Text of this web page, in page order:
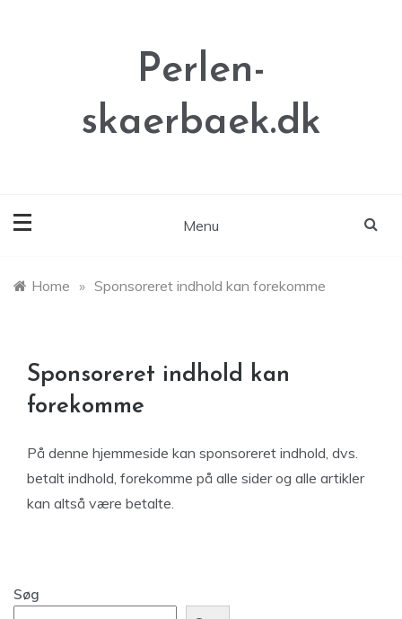
Perlen-
skaerbaek.dk
Menu
Home » Sponsoreret indhold kan forekomme
Sponsoreret indhold kan
forekomme
På denne hjemmeside kan sponsoreret indhold, dvs.
betalt indhold, forekomme på alle sider og alle artikler
kan altså være betalte.
Søg